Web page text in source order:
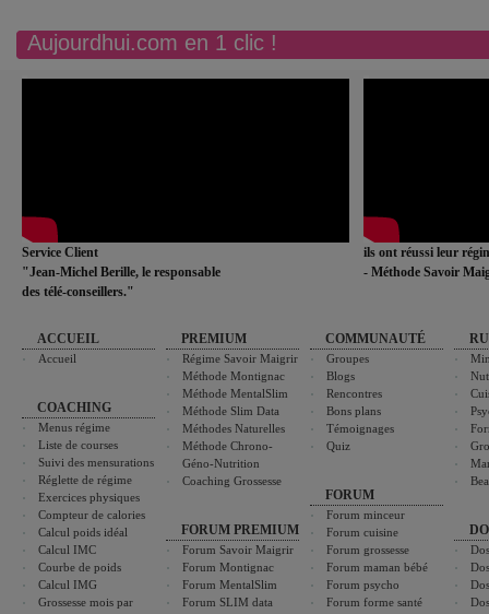
Aujourdhui.com en 1 clic !
Service Client
"Jean-Michel Berille, le responsable
des télé-conseillers."
ils ont réussi leur
- Méthode Savoir
ACCUEIL
Accueil
COACHING
Menus régime
Liste de courses
Suivi des mensurations
Réglette de régime
Exercices physiques
Compteur de calories
Calcul poids idéal
Calcul IMC
Courbe de poids
Calcul IMG
Grossesse mois par
PREMIUM
Régime Savoir Maigrir
Méthode Montignac
Méthode MentalSlim
Méthode Slim Data
Méthodes Naturelles
Méthode Chrono-
Géno-Nutrition
Coaching Grossesse
FORUM PREMIUM
Forum Savoir Maigrir
Forum Montignac
Forum MentalSlim
Forum SLIM data
COMMUNAUTÉ
Groupes
Blogs
Rencontres
Bons plans
Témoignages
Quiz
FORUM
Forum minceur
Forum cuisine
Forum grossesse
Forum maman bébé
Forum psycho
Forum forme santé